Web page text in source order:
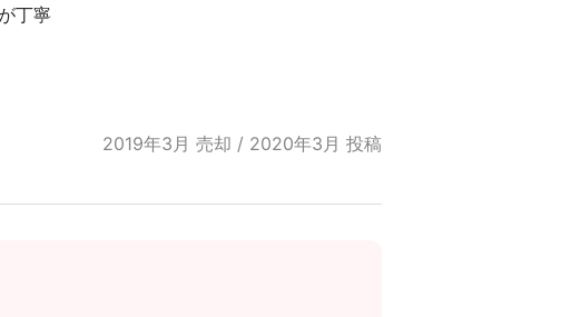
丁寧
2019年3月 売却 / 2020年3月 投稿